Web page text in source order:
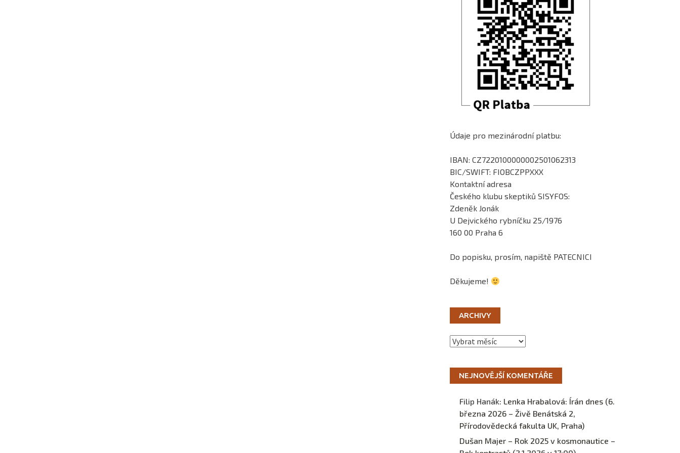
Údaje pro mezinárodní platbu:
IBAN: CZ7220100000002501062313
BIC/SWIFT: FIOBCZPPXXX
Kontaktní adresa
Českého klubu skeptiků SISYFOS:
Zdeněk Jonák
U Dejvického rybníčku 25/1976
160 00 Praha 6
Do popisku, prosím, napiště PATECNICI
Děkujeme!
ARCHIVY
Archivy
NEJNOVĚJŠÍ KOMENTÁŘE
Filip Hanák: Lenka Hrabalová: Írán dnes (6.
března 2026 – Živě Benátská 2,
Přírodovědecká fakulta UK, Praha)
Dušan Majer – Rok 2025 v kosmonautice –